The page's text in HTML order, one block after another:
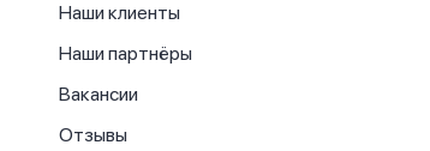
Наши клиенты
Наши партнёры
Вакансии
Отзывы